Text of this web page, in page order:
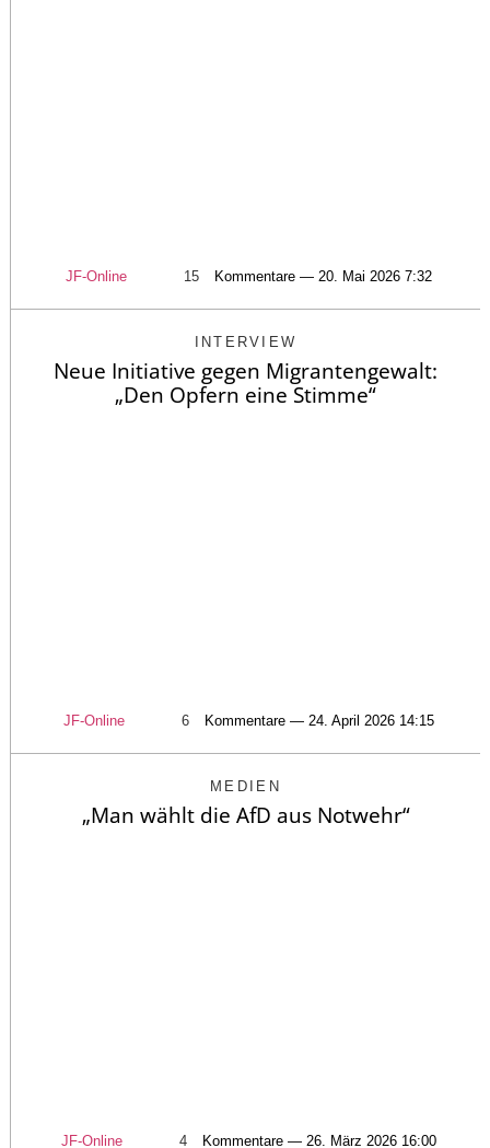
JF-Online 15 Kommentare — 20. Mai 2026 7:32
INTERVIEW
Neue Initiative gegen Migrantengewalt:
„Den Opfern eine Stimme“
JF-Online 6 Kommentare — 24. April 2026 14:15
MEDIEN
„Man wählt die AfD aus Notwehr“
JF-Online 4 Kommentare — 26. März 2026 16:00